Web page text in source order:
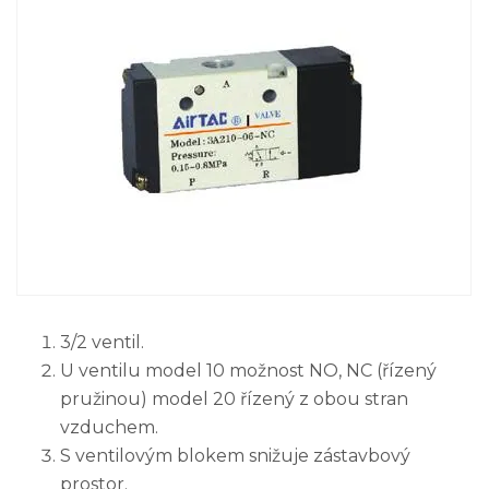
3/2 ventil.
U ventilu model 10 možnost NO, NC (řízený
pružinou) model 20 řízený z obou stran
vzduchem.
S ventilovým blokem snižuje zástavbový
prostor.